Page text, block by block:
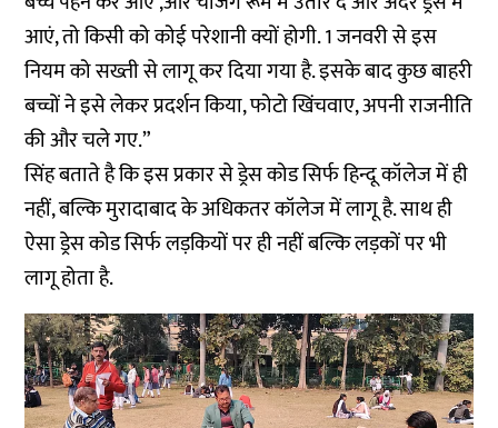
आएं, तो किसी को कोई परेशानी क्यों होगी. 1 जनवरी से इस
नियम को सख्ती से लागू कर दिया गया है. इसके बाद कुछ बाहरी
बच्चों ने इसे लेकर प्रदर्शन किया, फोटो खिंचवाए, अपनी राजनीति
की और चले गए.”
सिंह बताते है कि इस प्रकार से ड्रेस कोड सिर्फ हिन्दू कॉलेज में ही
नहीं, बल्कि मुरादाबाद के अधिकतर कॉलेज में लागू है. साथ ही
ऐसा ड्रेस कोड सिर्फ लड़कियों पर ही नहीं बल्कि लड़कों पर भी
लागू होता है.